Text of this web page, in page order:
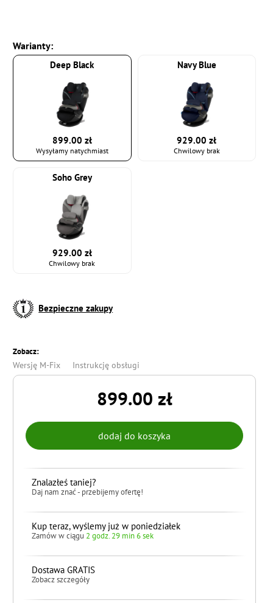
Warianty:
Deep Black
899.00 zł
Wysyłamy natychmiast
Navy Blue
929.00 zł
Chwilowy brak
Soho Grey
929.00 zł
Chwilowy brak
Bezpieczne zakupy
Zobacz:
Wersję M-Fix Instrukcję obsługi
899.00 zł
Znalazłeś taniej?
Daj nam znać - przebijemy ofertę!
Kup teraz, wyślemy już w poniedziałek
Zamów w ciągu 2 godz. 29 min 5 sek
Dostawa GRATIS
Zobacz szczegóły